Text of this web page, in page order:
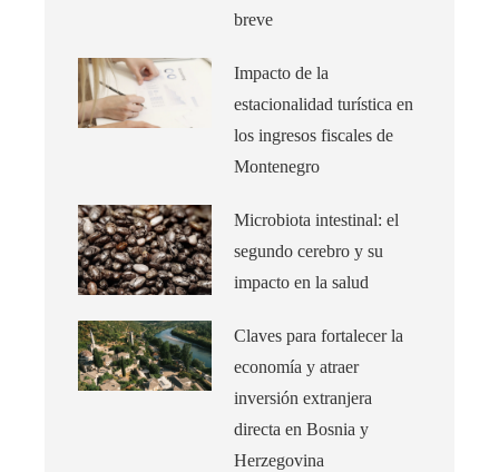
breve
Impacto de la
estacionalidad turística en
los ingresos fiscales de
Montenegro
Microbiota intestinal: el
segundo cerebro y su
impacto en la salud
Claves para fortalecer la
economía y atraer
inversión extranjera
directa en Bosnia y
Herzegovina